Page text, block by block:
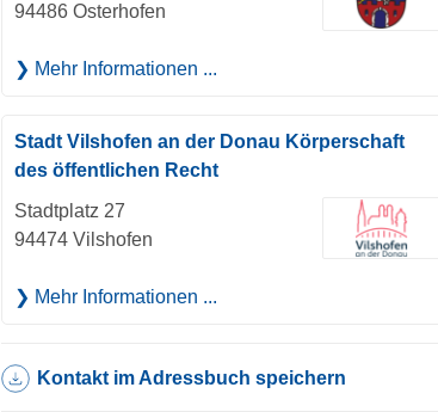
94486 Osterhofen
Mehr Informationen ...
Stadt Vilshofen an der Donau Körperschaft
des öffentlichen Recht
Stadtplatz 27
94474 Vilshofen
Mehr Informationen ...
Kontakt im Adressbuch speichern